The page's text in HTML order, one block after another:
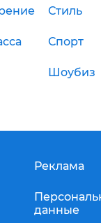
Стиль
Спорт
Шоубиз
Реклама
данные